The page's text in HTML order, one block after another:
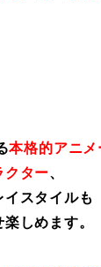
本格的アニ
クター、
イスタイルも
しめます。